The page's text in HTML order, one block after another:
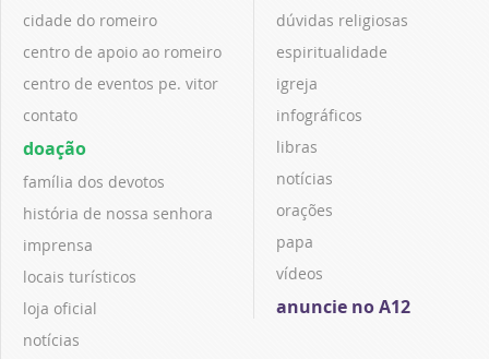
cidade do romeiro
centro de apoio ao romeiro
centro de eventos pe. vitor
contato
doação
família dos devotos
história de nossa senhora
imprensa
locais turísticos
loja oficial
notícias
dúvidas religiosas
espiritualidade
igreja
infográficos
libras
notícias
orações
papa
vídeos
anuncie no A12